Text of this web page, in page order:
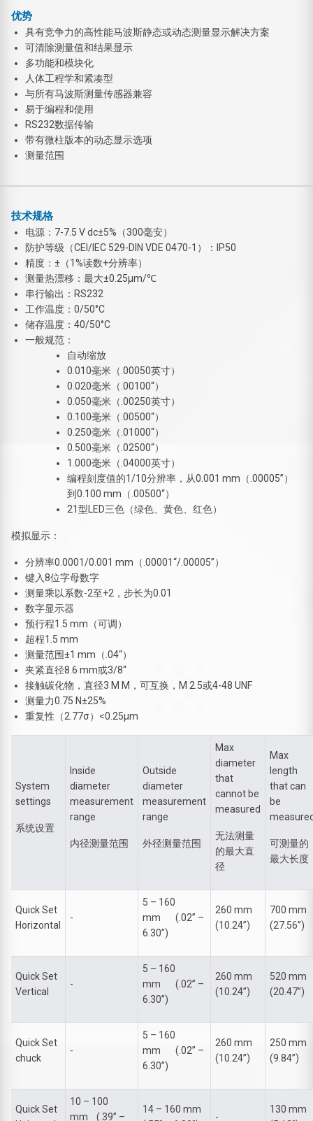
优势
具有竞争力的高性能马波斯静态或动态测量显示解决方案
可清除测量值和结果显示
多功能和模块化
人体工程学和紧凑型
与所有马波斯测量传感器兼容
易于编程和使用
RS232数据传输
带有微柱版本的动态显示选项
测量范围
技术规格
电源：7-7.5 V dc±5%（300毫安）
防护等级（CEI/IEC 529-DIN VDE 0470-1）：IP50
精度：±（1%读数+分辨率）
测量热漂移：最大±0.25μm/℃
串行输出：RS232
工作温度：0/50°C
储存温度：40/50°C
一般规范：
自动缩放
0.010毫米（.00050英寸）
0.020毫米（.00100“）
0.050毫米（.00250英寸）
0.100毫米（.00500“）
0.250毫米（.01000“）
0.500毫米（.02500“）
1.000毫米（.04000英寸）
编程刻度值的1/10分辨率，从0.001 mm（.00005”）
到0.100 mm（.00500“）
21型LED三色（绿色、黄色、红色）
模拟显示：
分辨率0.0001/0.001 mm（.00001“/.00005”）
键入8位字母数字
测量乘以系数-2至+2，步长为0.01
数字显示器
预行程1.5 mm（可调）
超程1.5 mm
测量范围±1 mm（.04“）
夹紧直径8.6 mm或3/8“
接触碳化物，直径3 M M，可互换，M 2.5或4-48 UNF
测量力0.75 N±25%
重复性（2.77σ）<0.25μm
System
settings
系统设置
Inside
diameter
measurement
range
内径测量范围
Outside
diameter
measurement
range
外径测量范围
Max
diameter
that
cannot be
measured
无法测量
的最大直
径
Max
length
that can
be
可测量的
最大长度
Quick Set
Horizontal
-
5 – 160
mm (.02’’ –
6.30’’)
260 mm
(10.24’’)
700 mm
(27.56’’)
Quick Set
Vertical
-
5 – 160
mm (.02’’ –
6.30’’)
260 mm
(10.24’’)
520 mm
(20.47’’)
Quick Set
chuck
-
5 – 160
mm (.02’’ –
6.30’’)
260 mm
(10.24’’)
250 mm
(9.84’’)
Quick Set
10 – 100
mm (.39’’ –
14 – 160 mm
-
130 mm